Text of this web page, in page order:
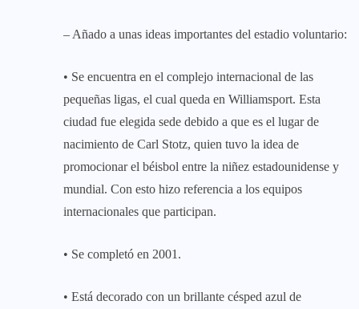
– Añado a unas ideas importantes del estadio voluntario:
• Se encuentra en el complejo internacional de las
pequeñas ligas, el cual queda en Williamsport. Esta
ciudad fue elegida sede debido a que es el lugar de
nacimiento de Carl Stotz, quien tuvo la idea de
promocionar el béisbol entre la niñez estadounidense y
mundial. Con esto hizo referencia a los equipos
internacionales que participan.
• Se completó en 2001.
• Está decorado con un brillante césped azul de